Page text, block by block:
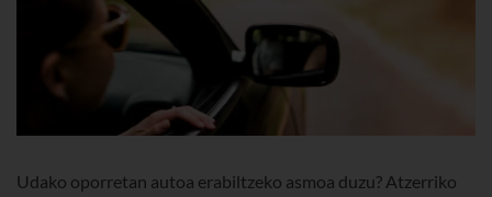
Udako oporretan autoa erabiltzeko asmoa duzu? Atzerriko